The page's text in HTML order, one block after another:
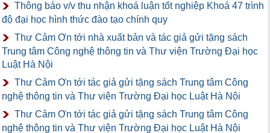
Thông báo v/v thu nhận khoá luận tốt nghiệp Khoá 47 trình
độ đại học hình thức đào tạo chính quy
Thư Cảm Ơn tới nhà xuất bản và tác giả gửi tặng sách
Trung tâm Công nghệ thông tin và Thư viện Trường Đại học
Luật Hà Nội
Thư Cảm Ơn tới tác giả gửi tặng sách Trung tâm Công
nghệ thông tin và Thư viện Trường Đại học Luật Hà Nội
Thư Cảm Ơn tới tác giả gửi tặng sách Trung tâm Công
nghệ thông tin và Thư viện Trường Đại học Luật Hà Nội